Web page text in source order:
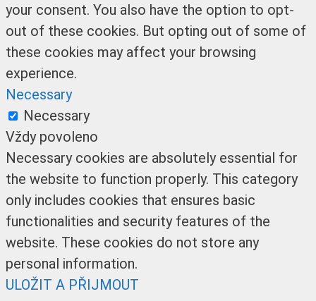
your consent. You also have the option to opt-
out of these cookies. But opting out of some of
these cookies may affect your browsing
experience.
Necessary
Necessary
Vždy povoleno
Necessary cookies are absolutely essential for
the website to function properly. This category
only includes cookies that ensures basic
functionalities and security features of the
website. These cookies do not store any
personal information.
ULOŽIT A PŘIJMOUT